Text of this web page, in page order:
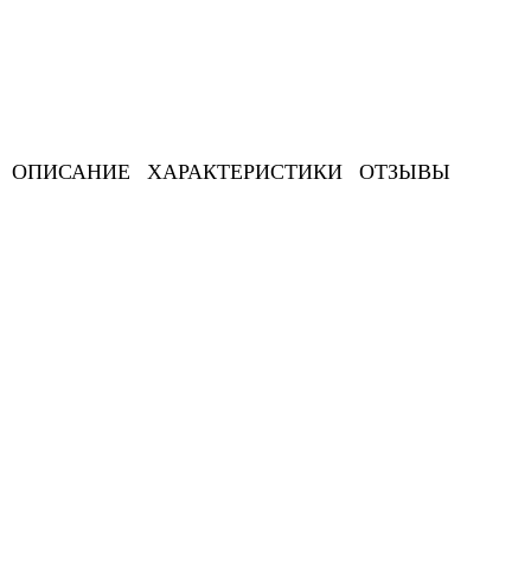
ОПИСАНИЕ ХАРАКТЕРИСТИКИ ОТЗЫВЫ